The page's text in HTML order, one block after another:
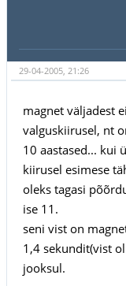
29-04-2005, 21:26
magnet väljadest
valguskiirusel, nt
10 aastased... kui
kiirusel esimese
oleks tagasi
ise 11.
seni vist on
1,4 sekundit(vist
jooksul.